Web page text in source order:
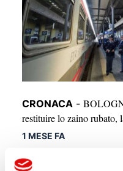
CRONACA -
restituire lo zaino rubato,
1 MESE FA